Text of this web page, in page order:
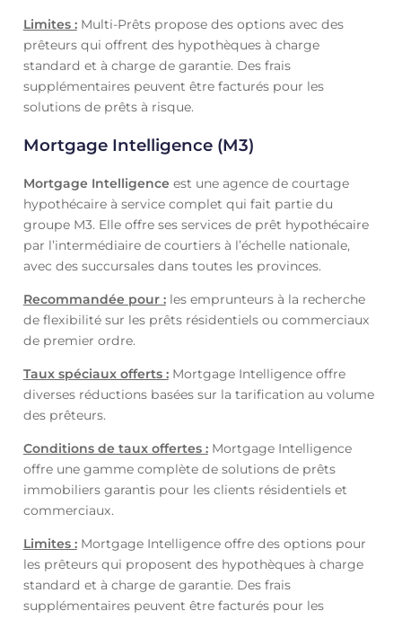
Limites :Multi-Prêts propose des options avec des
prêteurs qui offrent des hypothèques à charge
standard et à charge de garantie. Des frais
supplémentaires peuvent être facturés pour les
solutions de prêts à risque.
Mortgage Intelligence (M3)
Mortgage Intelligence est une agence de courtage
hypothécaire à service complet qui fait partie du
groupe M3. Elle offre ses services de prêt hypothécaire
par l’intermédiaire de courtiers à l’échelle nationale,
avec des succursales dans toutes les provinces.
Recommandée pour :les emprunteurs à la recherche
de flexibilité sur les prêts résidentiels ou commerciaux
de premier ordre.
Taux spéciaux offerts :Mortgage Intelligence offre
diverses réductions basées sur la tarification au volume
des prêteurs.
Conditions de taux offertes :Mortgage Intelligence
offre une gamme complète de solutions de prêts
immobiliers garantis pour les clients résidentiels et
commerciaux.
Limites :Mortgage Intelligence offre des options pour
les prêteurs qui proposent des hypothèques à charge
standard et à charge de garantie. Des frais
supplémentaires peuvent être facturés pour les